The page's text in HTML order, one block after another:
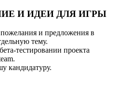
И ИДЕИ ДЛЯ ИГРЫ
и предложения в
тему.
тестировании проекта
кандидатуру.